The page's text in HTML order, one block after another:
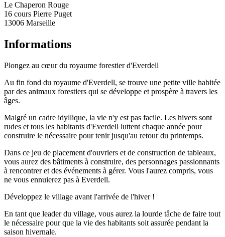
Le Chaperon Rouge
16 cours Pierre Puget
13006 Marseille
Informations
Plongez au cœur du royaume forestier d'Everdell
Au fin fond du royaume d'Everdell, se trouve une petite ville habitée
par des animaux forestiers qui se développe et prospère à travers les
âges.
Malgré un cadre idyllique, la vie n'y est pas facile. Les hivers sont
rudes et tous les habitants d'Everdell luttent chaque année pour
construire le nécessaire pour tenir jusqu'au retour du printemps.
Dans ce jeu de placement d'ouvriers et de construction de tableaux,
vous aurez des bâtiments à construire, des personnages passionnants
à rencontrer et des événements à gérer. Vous l'aurez compris, vous
ne vous ennuierez pas à Everdell.
Développez le village avant l'arrivée de l'hiver !
En tant que leader du village, vous aurez la lourde tâche de faire tout
le nécessaire pour que la vie des habitants soit assurée pendant la
saison hivernale.